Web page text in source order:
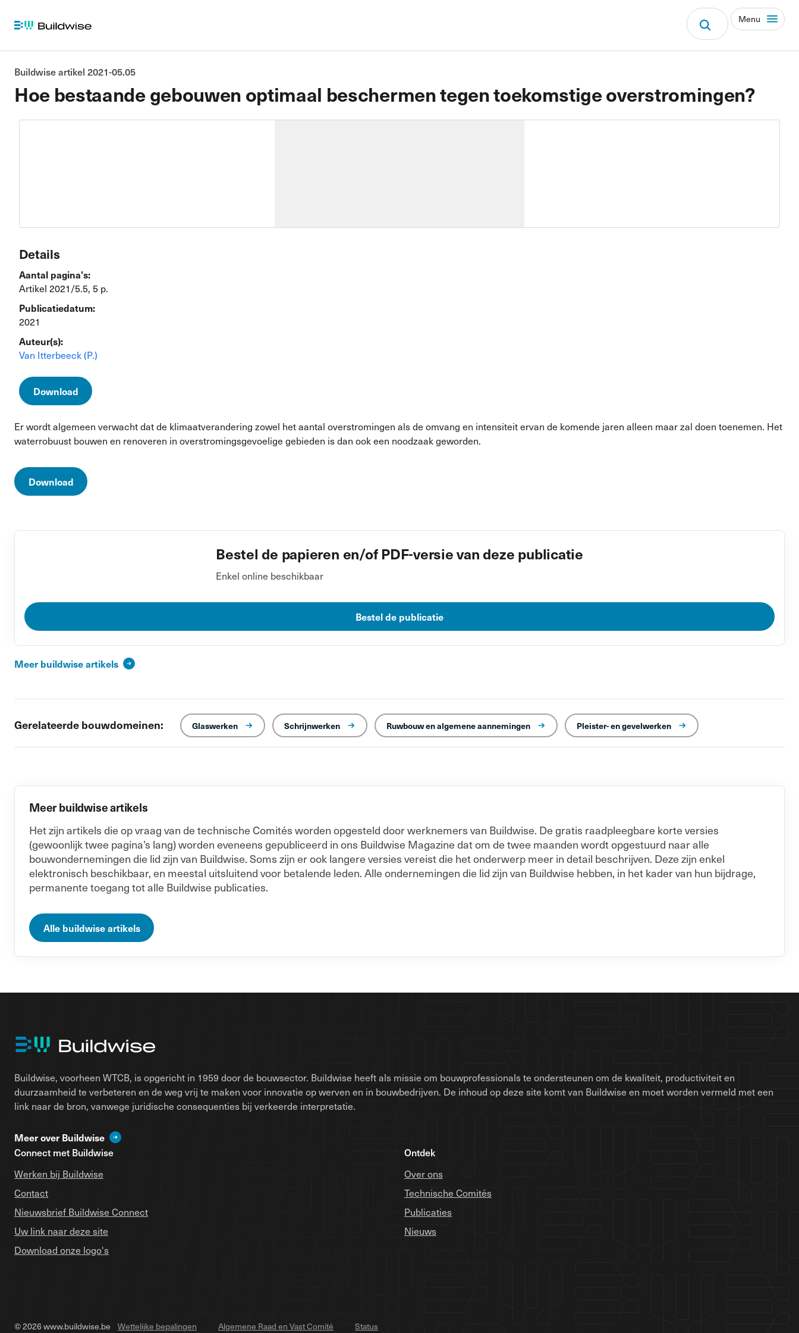
Menu
Hoe bestaande gebouwen optimaal beschermen tegen toekomstige overstromingen?
Buildwise artikel 2021-05.05
Details
Aantal pagina's:
Artikel 2021/5.5, 5 p.
Publicatiedatum:
2021
Auteur(s):
Van Itterbeeck (P.)
Download
Er wordt algemeen verwacht dat de klimaatverandering zowel het aantal overstromingen als de omvang en intensiteit ervan de komende jaren alleen maar zal doen toenemen. Het
waterrobuust bouwen en renoveren in overstromingsgevoelige gebieden is dan ook een noodzaak geworden.
Download
Bestel de papieren en/of PDF-versie van deze publicatie
Enkel online beschikbaar
Bestel de publicatie
Meer buildwise artikels
Gerelateerde bouwdomeinen: Glaswerken Schrijnwerken Ruwbouw en algemene aannemingen Pleister- en gevelwerken
Meer buildwise artikels
Het zijn artikels die op vraag van de technische Comités worden opgesteld door werknemers van Buildwise. De gratis raadpleegbare korte versies
(gewoonlijk twee pagina’s lang) worden eveneens gepubliceerd in ons Buildwise Magazine dat om de twee maanden wordt opgestuurd naar alle
bouwondernemingen die lid zijn van Buildwise. Soms zijn er ook langere versies vereist die het onderwerp meer in detail beschrijven. Deze zijn enkel
elektronisch beschikbaar, en meestal uitsluitend voor betalende leden. Alle ondernemingen die lid zijn van Buildwise hebben, in het kader van hun bijdrage,
permanente toegang tot alle Buildwise publicaties.
Alle buildwise artikels
Buildwise, voorheen WTCB, is opgericht in 1959 door de bouwsector. Buildwise heeft als missie om bouwprofessionals te ondersteunen om de kwaliteit, productiviteit en
duurzaamheid te verbeteren en de weg vrij te maken voor innovatie op werven en in bouwbedrijven. De inhoud op deze site komt van Buildwise en moet worden vermeld met een
link naar de bron, vanwege juridische consequenties bij verkeerde interpretatie.
Meer over Buildwise
Connect met Buildwise
Werken bij Buildwise
Contact
Nieuwsbrief Buildwise Connect
Uw link naar deze site
Download onze logo's
Ontdek
Over ons
Technische Comités
Publicaties
Nieuws
© 2026 www.buildwise.be Wettelijke bepalingen Algemene Raad en Vast Comité Status